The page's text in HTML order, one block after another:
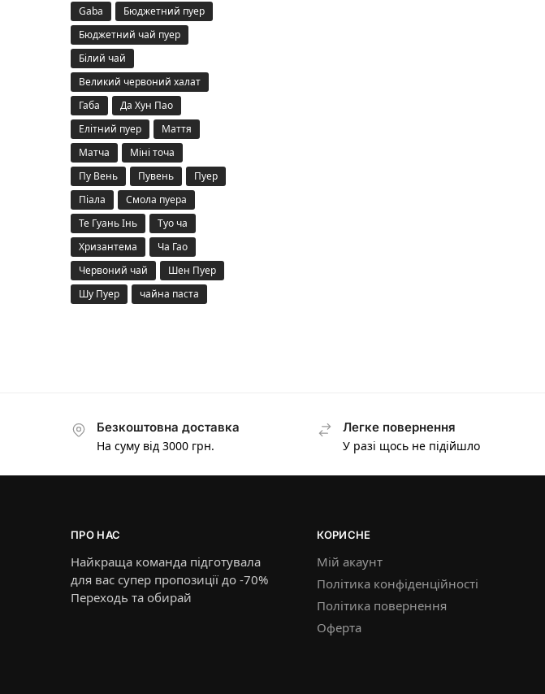
Gaba
Бюджетний пуер
Бюджетний чай пуер
Білий чай
Великий червоний халат
Габа
Да Хун Пао
Елітний пуер
Маття
Матча
Міні точа
Пу Вень
Пувень
Пуер
Піала
Смола пуера
Те Гуань Інь
Туо ча
Хризантема
Ча Гао
Червоний чай
Шен Пуер
Шу Пуер
чайна паста
Безкоштовна доставка
На суму від 3000 грн.
Легке повернення
У разі щось не підійшло
ПРО НАС
Найкраща команда підготувала
для вас супер пропозиції до -70%
Переходь та обирай
КОРИСНЕ
Мій акаунт
Політика конфіденційності
Політика повернення
Оферта